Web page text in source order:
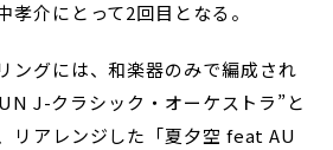
孝介にとって2回目となる。
ングには、和楽器のみで編成され
J-クラシック・オーケストラ”と
リアレンジした「夏夕空 feat AU